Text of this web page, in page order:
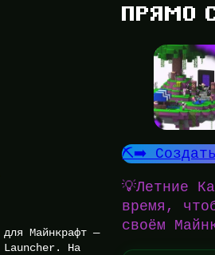
Майнкрафт —
Launcher. На
ПРЯМО
⛏️➡️
💡Летние
время,
своём